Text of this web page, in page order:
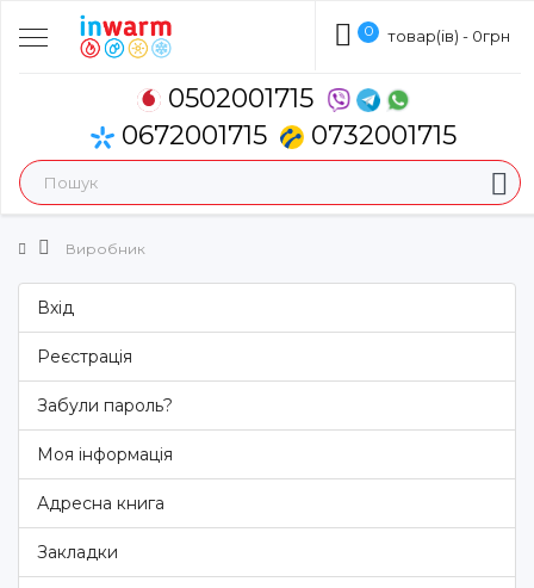
0 товар(ів) - 0грн
0502001715
0672001715
0732001715
Виробник
Вхід
Реєстрація
Забули пароль?
Моя інформація
Адресна книга
Закладки